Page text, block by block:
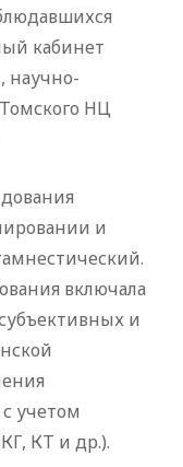
кабинет
научно-
НЦ
и
включала
и
учетом
КТ и др.).